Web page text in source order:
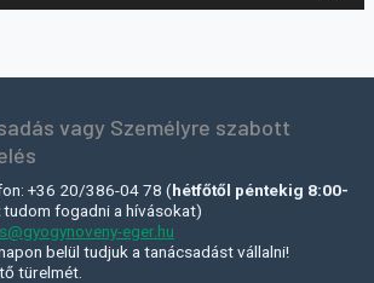
vagy Személyre szabott
+36 20/386-04 78 (hétfőtől péntekig 8:00-
tudom fogadni a hívásokat)
eger.hu
belül tudjuk a tanácsadást vállalni!
türelmét.